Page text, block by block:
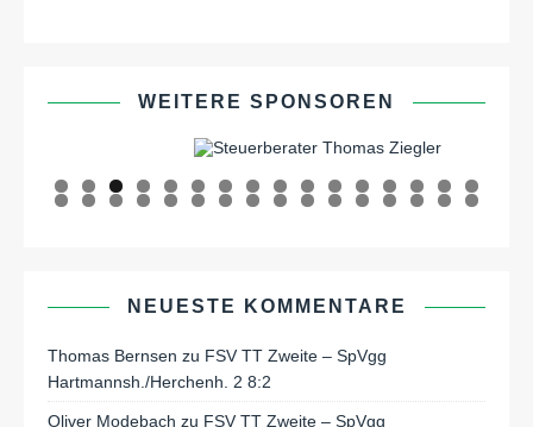
WEITERE SPONSOREN
0 1 2 3 4 5 6
7 8 9 0 1 2 3 4 5 6 7 8 9 0 1 2
NEUESTE KOMMENTARE
Thomas Bernsen zu FSV TT Zweite – SpVgg
Hartmannsh./Herchenh. 2 8:2
Oliver Modebach zu FSV TT Zweite – SpVgg